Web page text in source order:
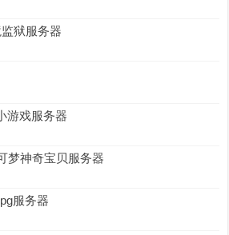
狱服务器
游戏服务器
梦神奇宝贝服务器
服务器